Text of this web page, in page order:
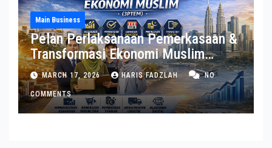
Main Business
Pelan Perlaksanaan Pemerkasaan &
Transformasi Ekonomi Muslim
(3PTEM)
MARCH 17, 2026 HARIS FADZLAH NO
COMMENTS